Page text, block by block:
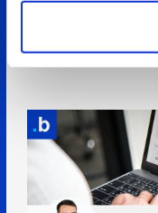
Przyszłość
Ads: Jak
zmiany?